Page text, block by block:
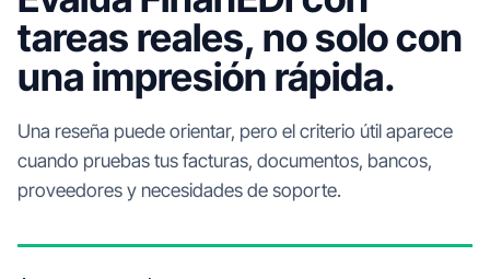
tareas reales, no solo con
una impresión rápida.
Una reseña puede orientar, pero el criterio útil aparece
cuando pruebas tus facturas, documentos, bancos,
proveedores y necesidades de soporte.